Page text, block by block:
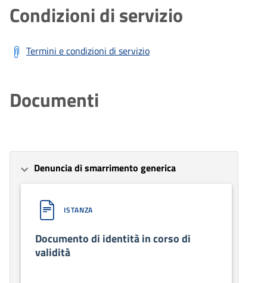
Condizioni di servizio
Termini e condizioni di servizio
Documenti
Denuncia di smarrimento generica
ISTANZA
Documento di identità in corso di
validità